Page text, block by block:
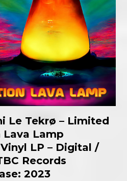
Le Tekrø – Limited
Lava Lamp
LP – Digital /
Records
2023